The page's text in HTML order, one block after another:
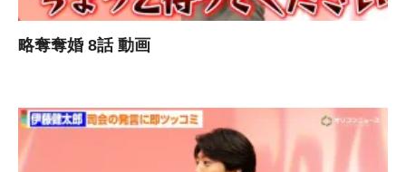
略奪奪婚 8話 動画